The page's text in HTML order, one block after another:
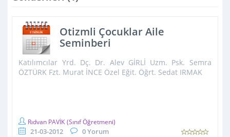
Otizmli Çocuklar Aile
Seminberi
Katılımcılar Yrd. Dç. Dr. Alev GİRLİ Uzm. Psk. Semra
ÖZTÜRK Fzt. Murat İNCE Özel Eğit. Öğrt. Sedat IRMAK
Rıdvan PAVİK (Sınıf Öğretmeni)
21-03-2012 0 Yorum